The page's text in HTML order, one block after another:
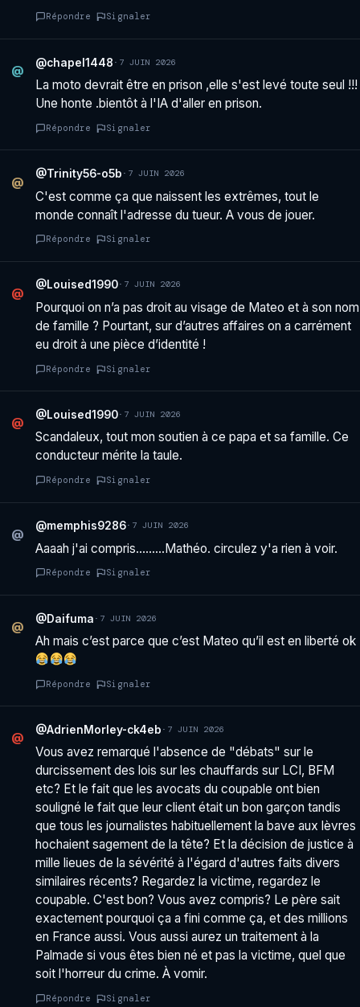
Répondre Signaler
@
@chapel1448 · 7 JUIN 2026
La moto devrait être en prison ,elle s'est levé toute seul !!!
Une honte .bientôt à l'IA d'aller en prison.
Répondre Signaler
@
@Trinity56-o5b · 7 JUIN 2026
C'est comme ça que naissent les extrêmes, tout le
monde connaît l'adresse du tueur. A vous de jouer.
Répondre Signaler
@
@Louised1990· 7 JUIN 2026
Pourquoi on n’a pas droit au visage de Mateo et à son nom
de famille ? Pourtant, sur d’autres affaires on a carrément
eu droit à une pièce d’identité !
Répondre Signaler
@
@Louised1990· 7 JUIN 2026
Scandaleux, tout mon soutien à ce papa et sa famille. Ce
conducteur mérite la taule.
Répondre Signaler
@
@memphis9286· 7 JUIN 2026
Aaaah j'ai compris………Mathéo. circulez y'a rien à voir.
Répondre Signaler
@
@Daifuma · 7 JUIN 2026
Ah mais c’est parce que c’est Mateo qu’il est en liberté ok
Répondre Signaler
@
@AdrienMorley-ck4eb · 7 JUIN 2026
Vous avez remarqué l'absence de "débats" sur le
durcissement des lois sur les chauffards sur LCI, BFM
etc? Et le fait que les avocats du coupable ont bien
souligné le fait que leur client était un bon garçon tandis
que tous les journalistes habituellement la bave aux lèvres
hochaient sagement de la tête? Et la décision de justice à
mille lieues de la sévérité à l'égard d'autres faits divers
similaires récents? Regardez la victime, regardez le
coupable. C'est bon? Vous avez compris? Le père sait
exactement pourquoi ça a fini comme ça, et des millions
en France aussi. Vous aussi aurez un traitement à la
Palmade si vous êtes bien né et pas la victime, quel que
soit l'horreur du crime. À vomir.
Répondre Signaler